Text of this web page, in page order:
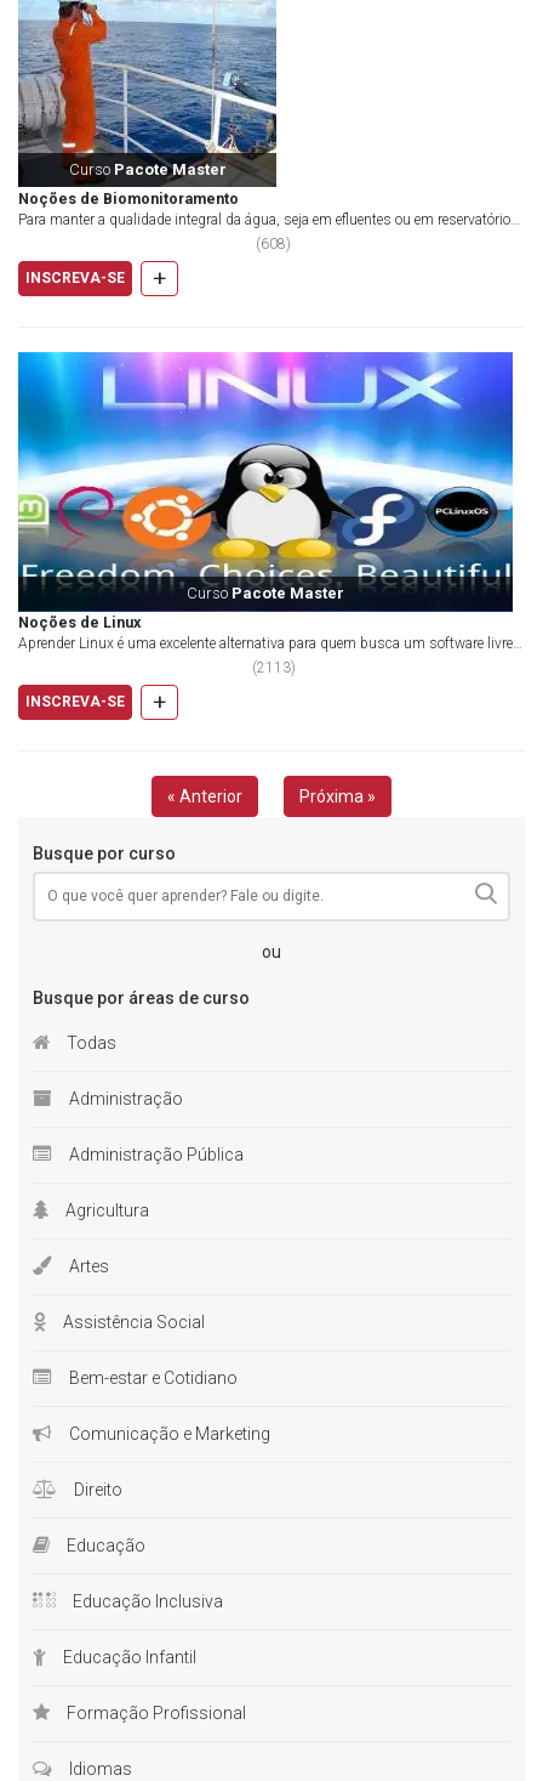
Curso Pacote Master
Noções de Biomonitoramento
Para manter a qualidade integral da água, seja em efluentes ou em reservatórios
(608)
INSCREVA-SE
+
Curso Pacote Master
Noções de Linux
Aprender Linux é uma excelente alternativa para quem busca um software livre e
(2113)
INSCREVA-SE
+
« Anterior Próxima »
Busque por curso
ou
Busque por áreas de curso
Todas
Administração
Administração Pública
Agricultura
Artes
Assistência Social
Bem-estar e Cotidiano
Comunicação e Marketing
Direito
Educação
Educação Inclusiva
Educação Infantil
Formação Profissional
Idiomas